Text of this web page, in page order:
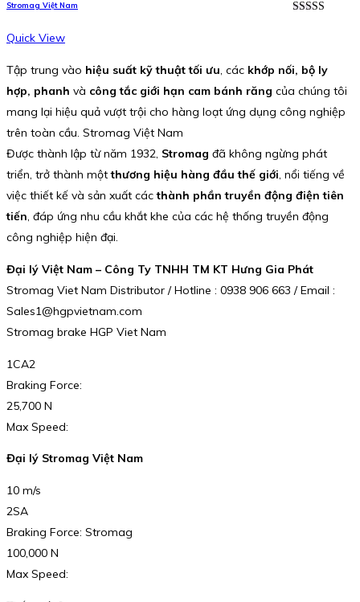
Stromag Việt Nam
Quick View
Tập trung vào hiệu suất kỹ thuật tối ưu, các khớp nối, bộ ly
hợp, phanh và công tắc giới hạn cam bánh răng của chúng tôi
mang lại hiệu quả vượt trội cho hàng loạt ứng dụng công nghiệp
trên toàn cầu. Stromag Việt Nam
Được thành lập từ năm 1932, Stromag đã không ngừng phát
triển, trở thành mộtthương hiệu hàng đầu thế giới, nổi tiếng về
việc thiết kế và sản xuất cácthành phần truyền động điện tiên
tiến, đáp ứng nhu cầu khắt khe của các hệ thống truyền động
công nghiệp hiện đại.
Đại lý Việt Nam – Công Ty TNHH TM KT Hưng Gia Phát
Stromag Viet Nam Distributor / Hotline : 0938 906 663 / Email :
Sales1@hgpvietnam.com
Stromag brake HGP Viet Nam
1CA2
Braking Force:
25,700 N
Max Speed:
Đại lý Stromag Việt Nam
10 m/s
2SA
Braking Force: Stromag
100,000 N
Max Speed: